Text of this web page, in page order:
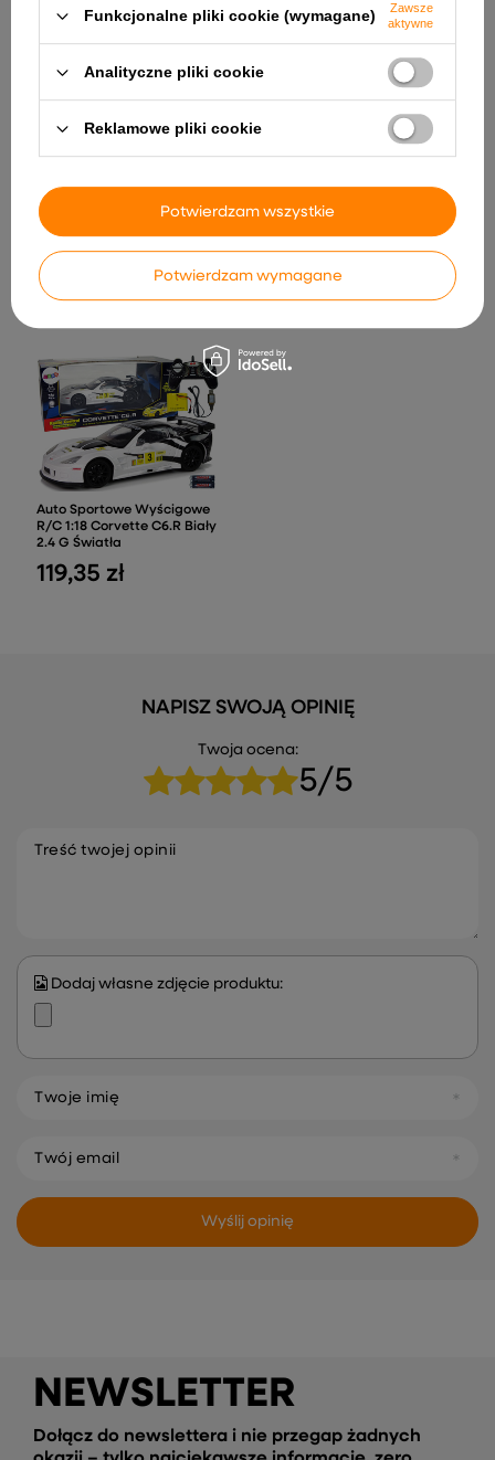
Sanki Drewniane Z
Oparciem i Pchaczem Duże
237,72 zł
Bujaczek Leżak Dla
Maluszka + Pałąk Ze
Zwierzakami
208,45 zł
Auto Sportowe Wyścigowe
R/C 1:18 Corvette C6.R Biały
2.4 G Światła
119,35 zł
NAPISZ SWOJĄ OPINIĘ
Twoja ocena:
5/5
Treść twojej opinii
Dodaj własne zdjęcie produktu:
Twoje imię
Twój email
Wyślij opinię
NEWSLETTER
Dołącz do newslettera i nie przegap żadnych
Funkcjonalne pliki cookie (wymagane)
Zawsze
aktywne
Analityczne pliki cookie
Reklamowe pliki cookie
Potwierdzam wymagane
Potwierdzam wszystkie